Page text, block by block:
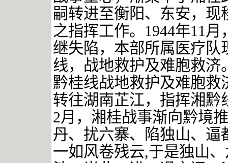
嗣转进至衡阳、东安，
之指挥工作。 1944年11月
继失陷，本部所属医疗
线，战地救护及难胞救
黔桂线战地救护及难胞
转往湖南芷江，指挥湘
2月，湘桂战事渐向黔境
丹、扰六寨、陷独山、
一如风卷残云,于是独山